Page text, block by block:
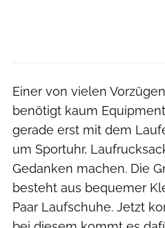
Einer von vielen
benötigt kaum
gerade erst mit dem
um Sportuhr,
Gedanken machen. Die
besteht aus bequemer
Paar Laufschuhe. Jetzt